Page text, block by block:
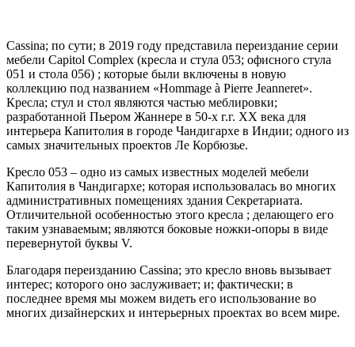
Cassina; по сути; в 2019 году представила переиздание серии
мебели Capitol Complex (кресла и стула 053; офисного стула
051 и стола 056) ; которые были включены в новую
коллекцию под названием «Hommage à Pierre Jeanneret».
Кресла; стул и стол являются частью меблировки;
разработанной Пьером Жаннере в 50-х г.г. ХХ века для
интерьера Капитолия в городе Чандигархе в Индии; одного из
самых значительных проектов Ле Корбюзье.
Кресло 053 – одно из самых известных моделей мебели
Капитолия в Чандигархе; которая использовалась во многих
административных помещениях здания Секретариата.
Отличительной особенностью этого кресла ; делающего его
таким узнаваемым; являются боковые ножки-опоры в виде
перевернутой буквы V.
Благодаря переизданию Cassina; это кресло вновь вызывает
интерес; которого оно заслуживает; и; фактически; в
последнее время мы можем видеть его использование во
многих дизайнерских и интерьерных проектах во всем мире.